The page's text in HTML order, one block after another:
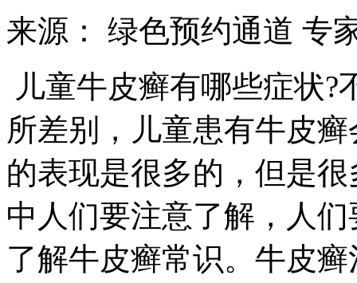
来源： 绿色预约通道 专
儿童牛皮癣有哪些症状
所差别，儿童患有牛皮
的表现是很多的，但是
中人们要注意了解，人
了解牛皮癣常识。牛皮